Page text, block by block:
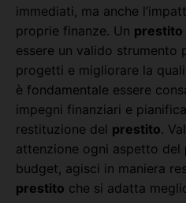
immediati, ma anche
proprie finanze. Un prestito
essere un valido strumento
progetti e migliorare la
è fondamentale essere
impegni finanziari e
restituzione del prestito.
attenzione ogni aspetto del
budget, agisci in maniera
prestito che si adatta